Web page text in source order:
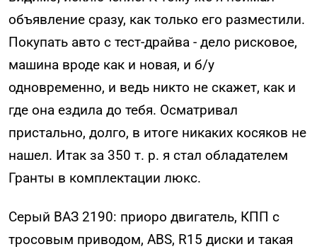
объявление сразу, как только его разместили.
Покупать авто с тест-драйва - дело рисковое,
машина вроде как и новая, и б/у
одновременно, и ведь никто не скажет, как и
где она ездила до тебя. Осматривал
пристально, долго, в итоге никаких косяков не
нашел. Итак за 350 т. р. я стал обладателем
Гранты в комплектации люкс.
Серый ВАЗ 2190: приоро двигатель, КПП с
тросовым приводом, ABS, R15 диски и такая